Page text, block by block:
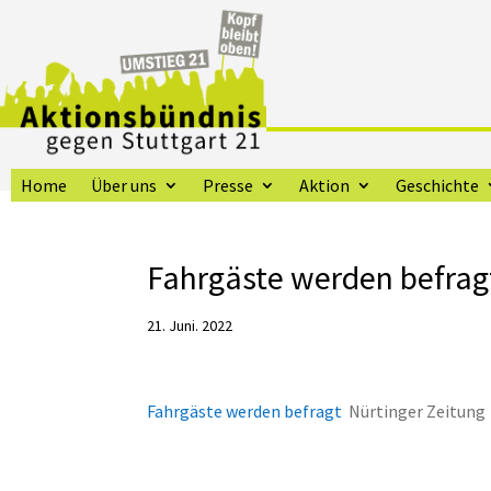
Home Über uns Presse Aktion Geschichte
Fahrgäste werden
21. Juni. 2022
Fahrgäste werden befragt Nürtinger Zeitung